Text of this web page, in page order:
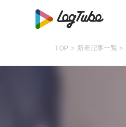
TOP > 新着記事一覧 >